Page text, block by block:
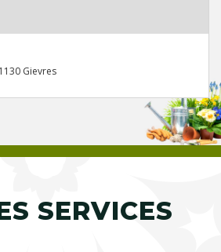
Gievres
SERVICES